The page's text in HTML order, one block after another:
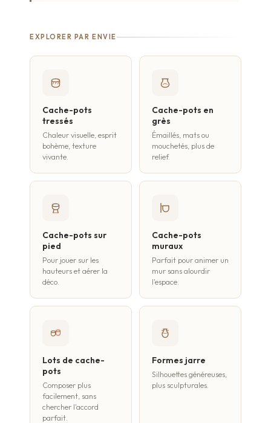
EXPLORER PAR ENVIE
Cache-pots
tressés
Chaleur visuelle, esprit
bohème, texture
vivante.
Cache-pots en
grès
Émaillés, mats ou
mouchetés, plus de
relief.
Cache-pots sur
pied
Pour jouer sur les
hauteurs et aérer la
déco.
Cache-pots
muraux
Parfait pour animer un
mur sans alourdir
l'espace.
Lots de cache-
pots
Composer plus
facilement, sans
chercher l'accord
parfait.
Formes jarre
Silhouettes généreuses,
plus sculpturales.